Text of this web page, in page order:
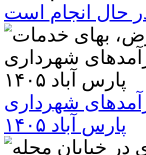
حال انجام است
شهرداری
پارس آباد ۱۴۰۵